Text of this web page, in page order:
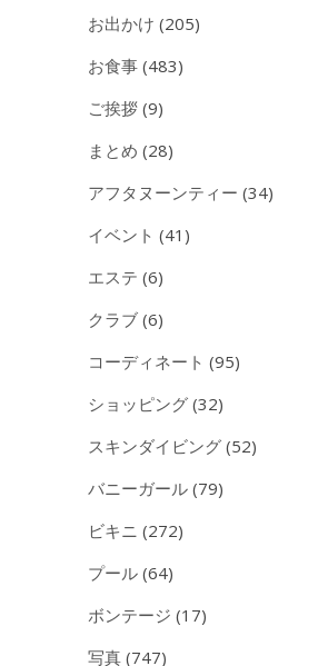
お出かけ (205)
お食事 (483)
ご挨拶 (9)
まとめ (28)
アフタヌーンティー (34)
イベント (41)
エステ (6)
クラブ (6)
コーディネート (95)
ショッピング (32)
スキンダイビング (52)
バニーガール (79)
ビキニ (272)
プール (64)
ボンテージ (17)
写真 (747)